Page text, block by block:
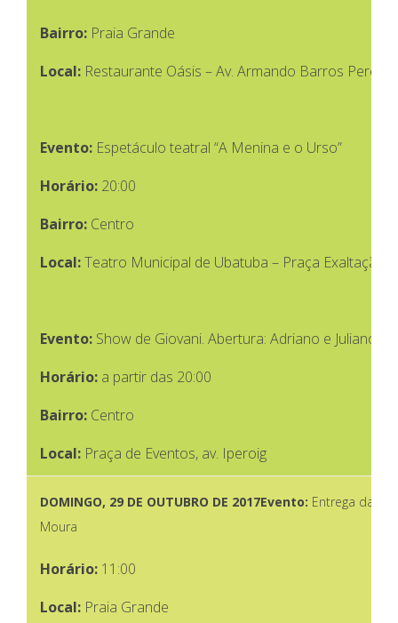
Bairro: Praia Grande
Local: Restaurante Oásis – Av. Armando Barros
Evento: Espetáculo teatral “A Menina e o Urso”
Horário: 20:00
Bairro: Centro
Local:Teatro Municipal de Ubatuba – Praça Exaltação
Evento: Show de Giovani. Abertura: Adriano e Juliano
Horário: a partir das 20:00
Bairro: Centro
Local: Praça de Eventos, av. Iperoig
DOMINGO, 29 DE OUTUBRO DE 2017Evento: Entrega da
Moura
Horário: 11:00
Local: Praia Grande